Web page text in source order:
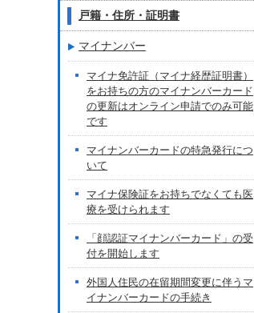
戸籍・住所・証明書
マイナンバー
マイナ免許証（マイナ経歴証明書）
をお持ちの方のマイナンバーカード
の更新はオンライン申請でのみ可能
です
マイナンバーカードの特急発行につ
いて
マイナ保険証をお持ちでなくても医
療を受けられます
「顔認証マイナンバーカード」の受
付を開始します
外国人住民の在留期間変更に伴うマ
イナンバーカードの手続き